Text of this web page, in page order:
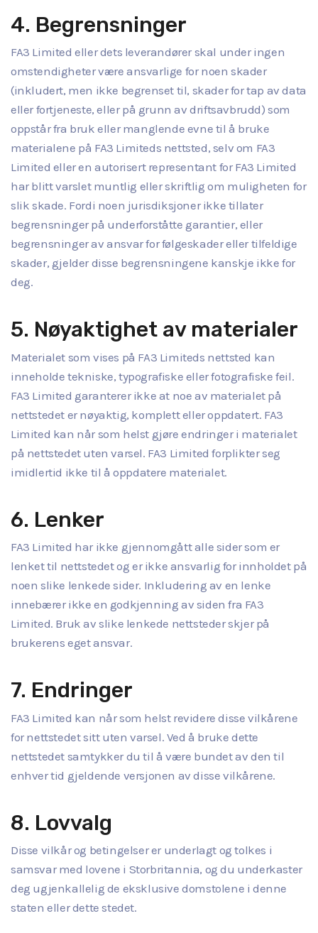
4. Begrensninger
FA3 Limited eller dets leverandører skal under ingen
omstendigheter være ansvarlige for noen skader
(inkludert, men ikke begrenset til, skader for tap av data
eller fortjeneste, eller på grunn av driftsavbrudd) som
oppstår fra bruk eller manglende evne til å bruke
materialene på FA3 Limiteds nettsted, selv om FA3
Limited eller en autorisert representant for FA3 Limited
har blitt varslet muntlig eller skriftlig om muligheten for
slik skade. Fordi noen jurisdiksjoner ikke tillater
begrensninger på underforståtte garantier, eller
begrensninger av ansvar for følgeskader eller tilfeldige
skader, gjelder disse begrensningene kanskje ikke for
deg.
5. Nøyaktighet av materialer
Materialet som vises på FA3 Limiteds nettsted kan
inneholde tekniske, typografiske eller fotografiske feil.
FA3 Limited garanterer ikke at noe av materialet på
nettstedet er nøyaktig, komplett eller oppdatert. FA3
Limited kan når som helst gjøre endringer i materialet
på nettstedet uten varsel. FA3 Limited forplikter seg
imidlertid ikke til å oppdatere materialet.
6. Lenker
FA3 Limited har ikke gjennomgått alle sider som er
lenket til nettstedet og er ikke ansvarlig for innholdet på
noen slike lenkede sider. Inkludering av en lenke
innebærer ikke en godkjenning av siden fra FA3
Limited. Bruk av slike lenkede nettsteder skjer på
brukerens eget ansvar.
7. Endringer
FA3 Limited kan når som helst revidere disse vilkårene
for nettstedet sitt uten varsel. Ved å bruke dette
nettstedet samtykker du til å være bundet av den til
enhver tid gjeldende versjonen av disse vilkårene.
8. Lovvalg
Disse vilkår og betingelser er underlagt og tolkes i
samsvar med lovene i Storbritannia, og du underkaster
deg ugjenkallelig de eksklusive domstolene i denne
staten eller dette stedet.